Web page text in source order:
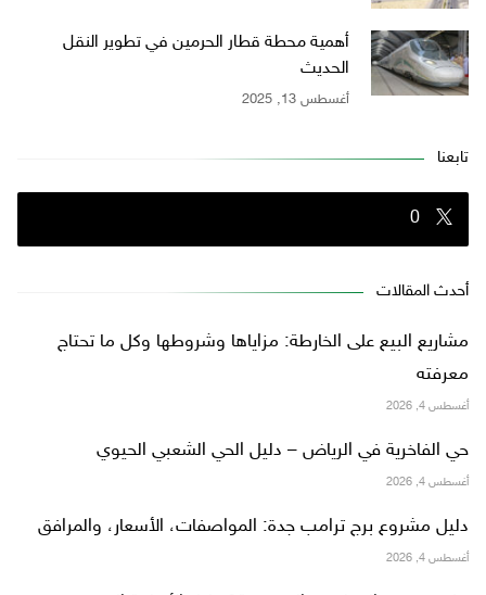
أهمية محطة قطار الحرمين في تطوير النقل
الحديث
أغسطس 13, 2025
تابعنا
0
أحدث المقالات
مشاريع البيع على الخارطة: مزاياها وشروطها وكل ما تحتاج
معرفته
أغسطس 4, 2026
حي الفاخرية في الرياض – دليل الحي الشعبي الحيوي
أغسطس 4, 2026
دليل مشروع برج ترامب جدة: المواصفات، الأسعار، والمرافق
أغسطس 4, 2026